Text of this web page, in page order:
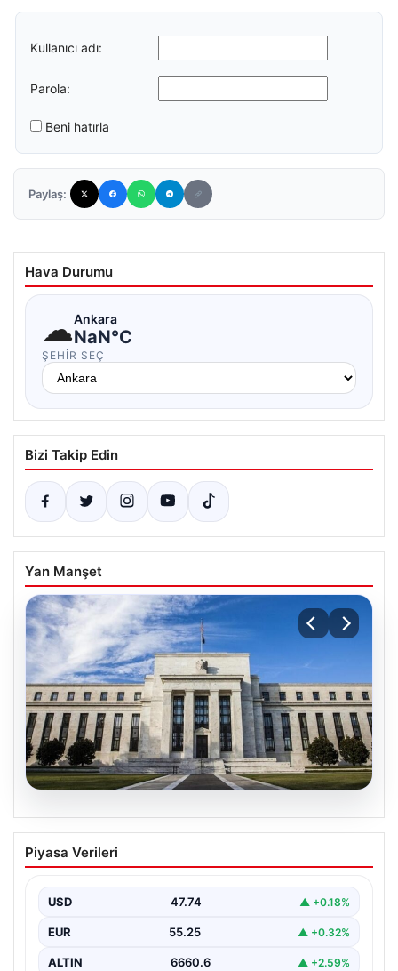
Kullanıcı adı:
Parola:
Beni hatırla
Paylaş:
Hava Durumu
☁Ankara
NaN°C
ŞEHIR SEÇ
Bizi Takip Edin
Yan Manşet
07.08.2026
FED faiz kararı ne zaman, saat kaçta?
Faiz beklentisi ne yönde? 2026 FED
Piyasa Verileri
USD 47.74 ▲ +0.18%
EUR 55.25 ▲ +0.32%
ALTIN 6660.6 ▲ +2.59%